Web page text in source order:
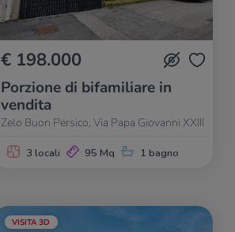
€ 198.000
Porzione di bifamiliare in
vendita
Zelo Buon Persico, Via Papa Giovanni XXIII
3 locali 95 Mq 1 bagno
VISITA 3D